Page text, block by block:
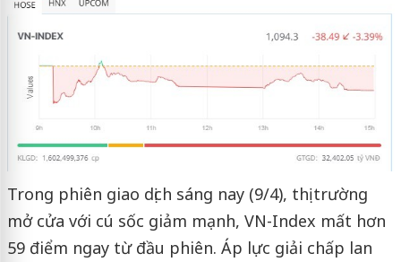
Trong phiên giao dịch sáng nay (9/4), thị trường
mở cửa với cú sốc giảm mạnh, VN-Index mất hơn
59 điểm ngay từ đầu phiên. Áp lực giải chấp lan